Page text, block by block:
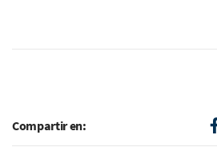
Compartir en: